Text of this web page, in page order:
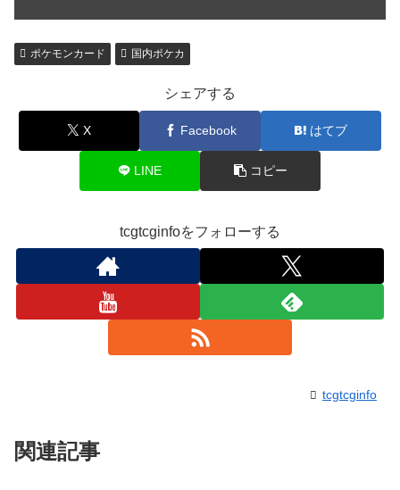
ポケモンカード 国内ポケカ
シェアする
X Facebook はてブ
LINE コピー
tcgtcginfoをフォローする
tcgtcginfo
関連記事